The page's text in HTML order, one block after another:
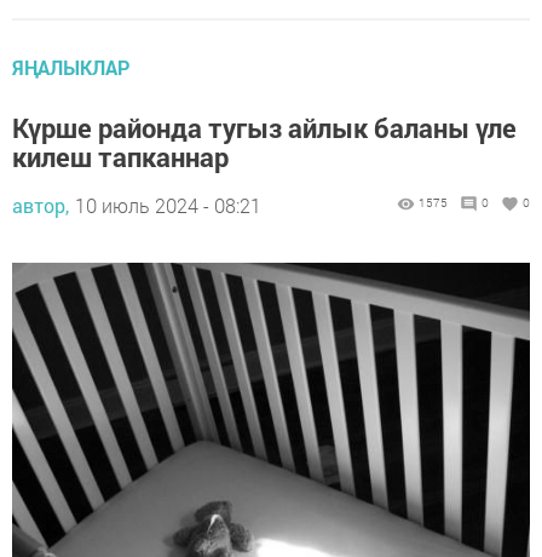
ЯҢАЛЫКЛАР
Күрше районда тугыз айлык баланы үле
килеш тапканнар
автор, 10 июль 2024 - 08:21 1575 0 0